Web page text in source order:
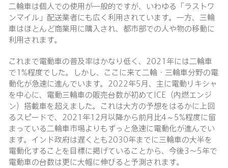
二輪車は個人での使用が一般的ですが、いわゆる「ラストワ
ンマイル」配送業者にも広く利用されています。一方、三輪
車はほとんど商業用に購入され、都市部での人や物の移動に
利用されます。
これまで電動車の普及率はかなり低く、2021年には二輪車
で1%程度でした。しかし、ここに来て二輪・三輪車分野の電
動化が急速に進んでいます。2022年5月、主に電動リキシャ
を中心に、電動三輪車の販売台数が初めてICE（内燃エンジ
ン）搭載車を超えました。これは大方の予想をはるかに上回
るスピードで、2021年12月以降から前月比4～5%程度に留
まっている二輪車市場よりもずっと急速に電動化が進んでい
ます。インド政府は遅くとも2030年までに三輪車の大半を
電動化することを目標に掲げていることから、今後3〜5年で
電動車の台数は更に大幅に伸びると予測されます。